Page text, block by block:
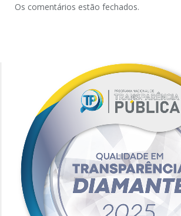
Os comentários estão fechados.